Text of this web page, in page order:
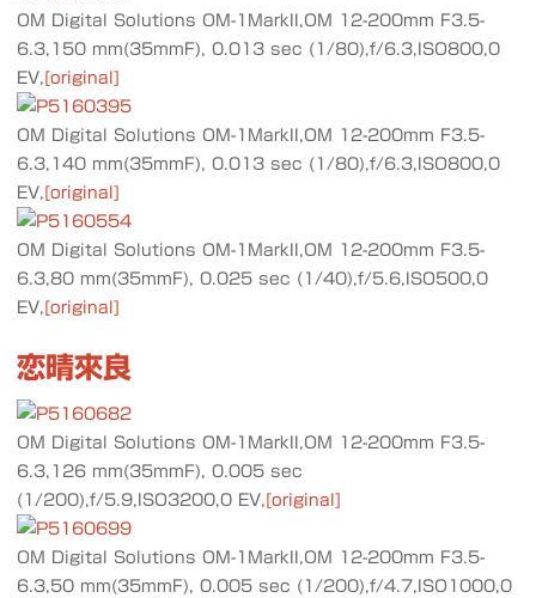
OM Digital Solutions OM-1MarkII,OM 12-200mm F3.5-
6.3,150 mm(35mmF), 0.013 sec (1/80),f/6.3,ISO800,0
EV, [original]
OM Digital Solutions OM-1MarkII,OM 12-200mm F3.5-
6.3,140 mm(35mmF), 0.013 sec (1/80),f/6.3,ISO800,0
EV, [original]
OM Digital Solutions OM-1MarkII,OM 12-200mm F3.5-
6.3,80 mm(35mmF), 0.025 sec (1/40),f/5.6,ISO500,0
EV, [original]
恋晴來良
OM Digital Solutions OM-1MarkII,OM 12-200mm F3.5-
6.3,126 mm(35mmF), 0.005 sec
(1/200),f/5.9,ISO3200,0 EV,[original]
OM Digital Solutions OM-1MarkII,OM 12-200mm F3.5-
6.3,50 mm(35mmF), 0.005 sec (1/200),f/4.7,ISO1000,0